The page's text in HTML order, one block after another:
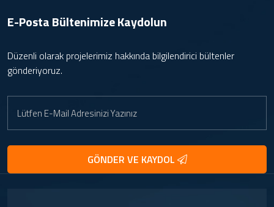
E-Posta BültenimizeKaydolun
Düzenli olarak projelerimiz hakkında bilgilendirici bültenler
gönderiyoruz.
GÖNDER VE KAYDOL